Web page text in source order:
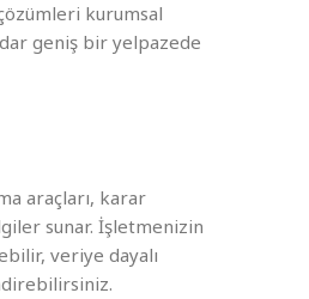
kurumsal
geniş bir yelpazede
araçları, karar
sunar. İşletmenizin
veriye dayalı